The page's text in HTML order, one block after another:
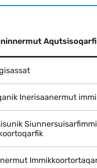
Inerisaanermut
Siunnersuisarfimmi